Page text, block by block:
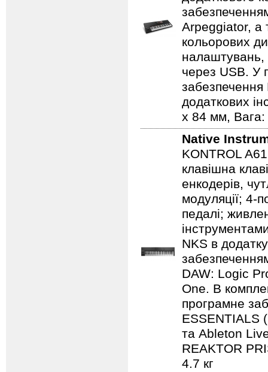
Arpeggiator, а
кольорових
налаштувань,
через USB. У
додаткових
x 84 мм, Вага:
Native
KONTROL
клавішна
енкодерів,
модуляції; 4-
педалі;
NKS в
DAW: Logic
One. В
програмне
ESSENTIALS
та Ableton
REAKTOR
4.7 кг